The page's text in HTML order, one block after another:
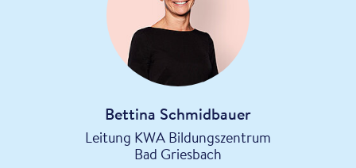
Bettina Schmidbauer
Leitung KWA Bildungszentrum
Bad Griesbach